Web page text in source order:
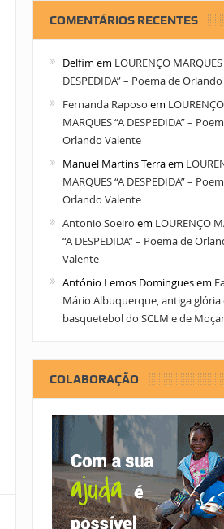
COMENTÁRIOS RECENTES
Delfim em LOURENÇO MARQUES
DESPEDIDA” – Poema de
Fernanda Raposo em LOURENÇO
MARQUES “A DESPEDIDA” –
Orlando Valente
Manuel Martins Terraem
MARQUES “A DESPEDIDA” –
Orlando Valente
Antonio Soeiro em LOURENÇO
“A DESPEDIDA” – Poema de
Valente
António Lemos Dominguesem
Mário Albuquerque, antiga glória
basquetebol do SCLM e de
COLABORAÇÃO